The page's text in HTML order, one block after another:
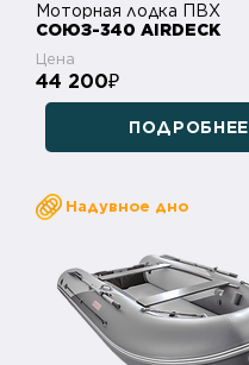
Моторная лодка ПВХ
СОЮЗ-340 AIRDECK
Цена
44 200₽
ПОДРОБНЕЕ
Надувное дно